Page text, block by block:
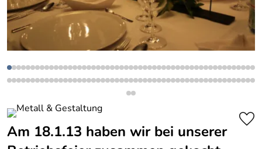
Am 18.1.13 haben wir bei unserer